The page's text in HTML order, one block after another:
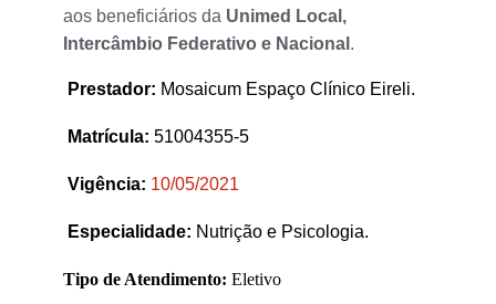
aos beneficiários da Unimed Local,
Intercâmbio Federativo e Nacional .
Prestador: Mosaicum Espaço Clínico Eireli.
Matrícula: 51004355-5
Vigência: 10/05/2021
Especialidade: Nutrição e Psicologia.
Tipo de Atendimento: Eletivo